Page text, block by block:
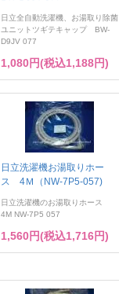
日立全自動洗濯機、お湯取り除菌
ユニットツギテキャップ BW-
D9JV 077
1,080円(税込1,188円)
日立洗濯機お湯取りホー
ス 4Ｍ（NW-7P5-057)
日立洗濯機のお湯取りホース
4M NW-7P5 057
1,560円(税込1,716円)